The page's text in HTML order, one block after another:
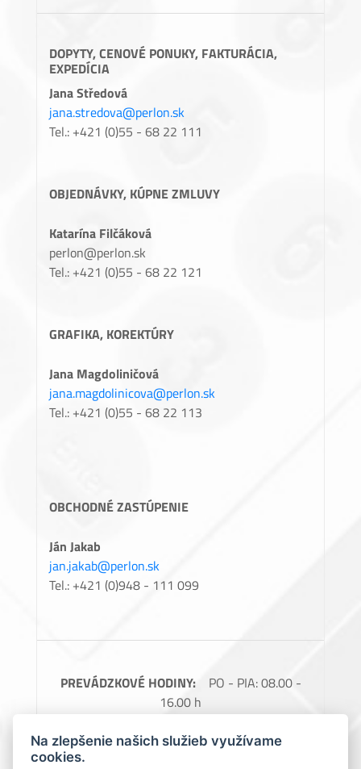
DOPYTY, CENOVÉ PONUKY, FAKTURÁCIA,
EXPEDÍCIA
Jana Středová
jana.stredova@perlon.sk
Tel.: +421 (0)55 - 68 22 111
OBJEDNÁVKY, KÚPNE ZMLUVY
Katarína Filčáková
perlon@perlon.sk
Tel.: +421 (0)55 - 68 22 121
GRAFIKA, KOREKTÚRY
Jana Magdoliničová
jana.magdolinicova@perlon.sk
Tel.: +421 (0)55 - 68 22 113
OBCHODNÉ ZASTÚPENIE
Ján Jakab
jan.jakab@perlon.sk
Tel.: +421 (0)948 - 111 099
PREVÁDZKOVÉ HODINY:
PO - PIA: 08.00 -
16.00 h
FAKTURAČNÉ ÚDAJE:Perlon, spol. s.r.o.,
Barčianska 66, 040 17 Košice, IČO: 31728685,
Na zlepšenie našich služieb využívame
cookies.